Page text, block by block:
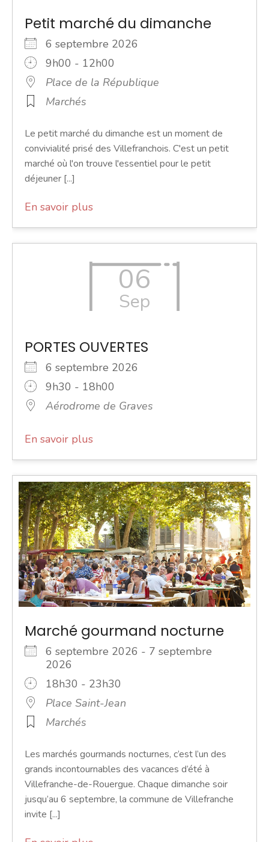
Petit marché du dimanche
6 septembre 2026
9h00 - 12h00
Place de la République
Marchés
Le petit marché du dimanche est un moment de
convivialité prisé des Villefranchois. C'est un petit
marché où l'on trouve l'essentiel pour le petit
déjeuner [...]
En savoir plus
06
Sep
PORTES OUVERTES
6 septembre 2026
9h30 - 18h00
Aérodrome de Graves
En savoir plus
Marché gourmand nocturne
6 septembre 2026 - 7 septembre
2026
18h30 - 23h30
Place Saint-Jean
Marchés
Les marchés gourmands nocturnes, c’est l’un des
grands incontournables des vacances d’été à
Villefranche-de-Rouergue. Chaque dimanche soir
jusqu’au 6 septembre, la commune de Villefranche
invite [...]